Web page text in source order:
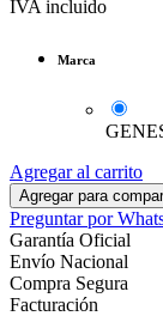
IVA incluido
Marca
Agregar al carrito
Agregar para
Preguntar por
Garantía Oficial
Envío Nacional
Compra Segura
Facturación